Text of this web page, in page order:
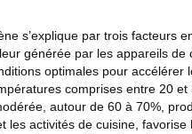
s’explique par trois facteurs
générée par les appareils de
optimales pour accélérer
comprises entre 20 et
autour de 60 à 70%,
les activités de cuisine, favorise